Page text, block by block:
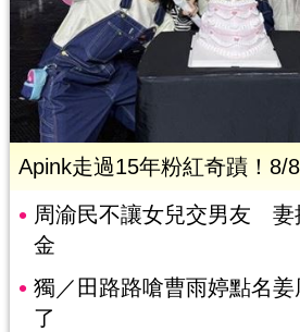
Apink走過15年粉紅奇蹟！8/
周渝民不讓女兒交男友 妻
金
獨／田路路嗆曹雨婷點名
了